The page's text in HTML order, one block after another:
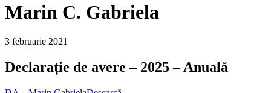
Marin C. Gabriela
3 februarie 2021
Declarație de avere – 2025 – Anuală